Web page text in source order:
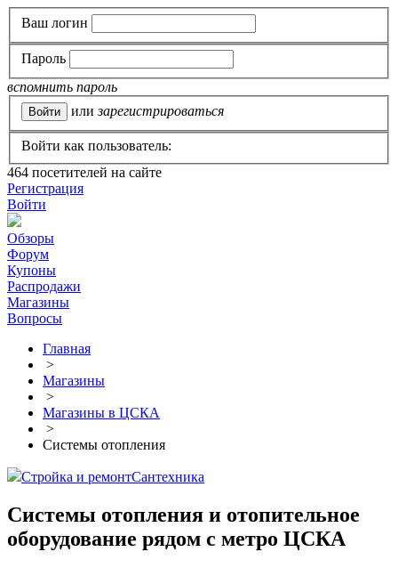
Ваш логин
Пароль
вспомнить пароль
или зарегистрироваться
Войти как пользователь:
464 посетителей на сайте
Регистрация
Войти
Обзоры
Форум
Купоны
Распродажи
Магазины
Вопросы
Главная
>
Магазины
>
Магазины в ЦСКА
>
Системы отопления
Стройка и ремонтСантехника
Системы отопления и отопительное
оборудование рядом с метро ЦСКА